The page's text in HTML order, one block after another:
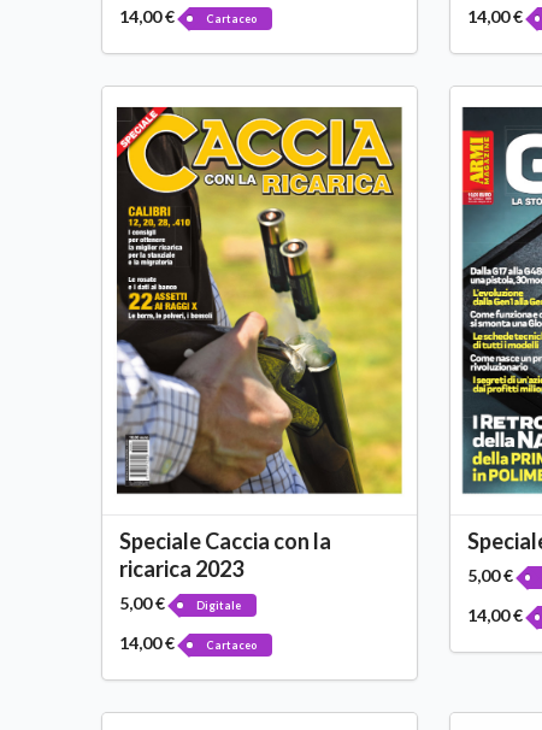
14,00 € Cartaceo 14,00 €
Speciale Caccia con la
ricarica 2023
5,00 € Digitale
14,00 € Cartaceo
5,00 €
14,00 €